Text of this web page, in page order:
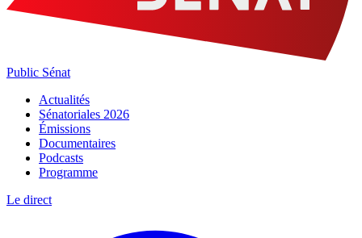
Public Sénat
Actualités
Sénatoriales 2026
Émissions
Documentaires
Podcasts
Programme
Le direct